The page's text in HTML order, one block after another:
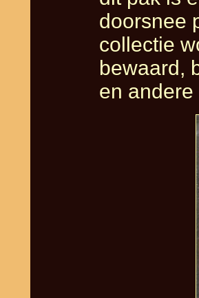
doorsnee
collectie
bewaard,
en